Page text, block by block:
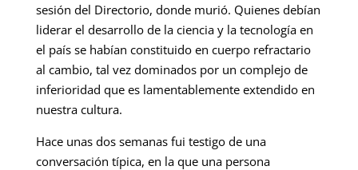
sesión del Directorio, donde murió. Quienes debían
liderar el desarrollo de la ciencia y la tecnología en
el país se habían constituido en cuerpo refractario
al cambio, tal vez dominados por un complejo de
inferioridad que es lamentablemente extendido en
nuestra cultura.
Hace unas dos semanas fui testigo de una
conversación típica, en la que una persona